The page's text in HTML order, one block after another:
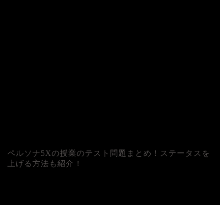
ペルソナ5Xの授業のテスト問題まとめ！ステータスを
上げる方法も紹介！